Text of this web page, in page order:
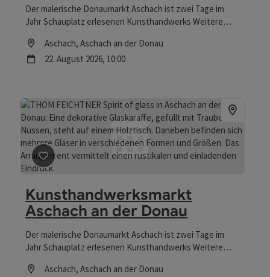
Der malerische Donaumarkt Aschach ist zwei Tage im
Jahr Schauplatz erlesenen Kunsthandwerks Weitere
Location
Aschach, Aschach an der Donau
Nächster Termin
22. August 2026, 10:00
Beitrag merken
Kunsthandwerksmarkt
Aschach an der Donau
Der malerische Donaumarkt Aschach ist zwei Tage im
Jahr Schauplatz erlesenen Kunsthandwerks Weitere
Location
Aschach, Aschach an der Donau